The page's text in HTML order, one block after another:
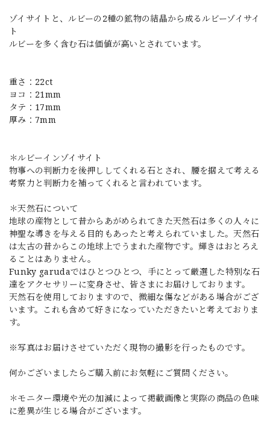
ゾイサイトと、ルビーの2種の鉱物の結晶から成るルビーゾイサイ
ト
ルビーを多く含む石は価値が高いとされています。
重さ：22ct
ヨコ：21mm
タテ：17mm
厚み：7mm
＊ルビーインゾイサイト
物事への判断力を後押ししてくれる石とされ、腰を据えて考える
考察力と判断力を補ってくれると言われています。
＊天然石について
地球の産物として昔からあがめられてきた天然石は多くの人々に
神聖な導きを与える目的もあったと考えられていました。天然石
は太古の昔からこの地球上でうまれた産物です。輝きはおとろえ
ることはありません。
Funky garudaではひとつひとつ、手にとって厳選した特別な石
達をアクセサリーに変身させ、皆さまにお届けしております。
天然石を使用しておりますので、微細な傷などがある場合がござ
います。これも含めて好きになっていただきたいと考えておりま
す。
※写真はお届けさせていただく現物の撮影を行ったものです。
何かございましたらご購入前にお気軽にご質問ください。
＊モニター環境や光の加減によって掲載画像と実際の商品の色味
に差異が生じる場合がございます。